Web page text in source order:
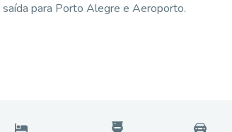
saída para Porto Alegre e Aeroporto.